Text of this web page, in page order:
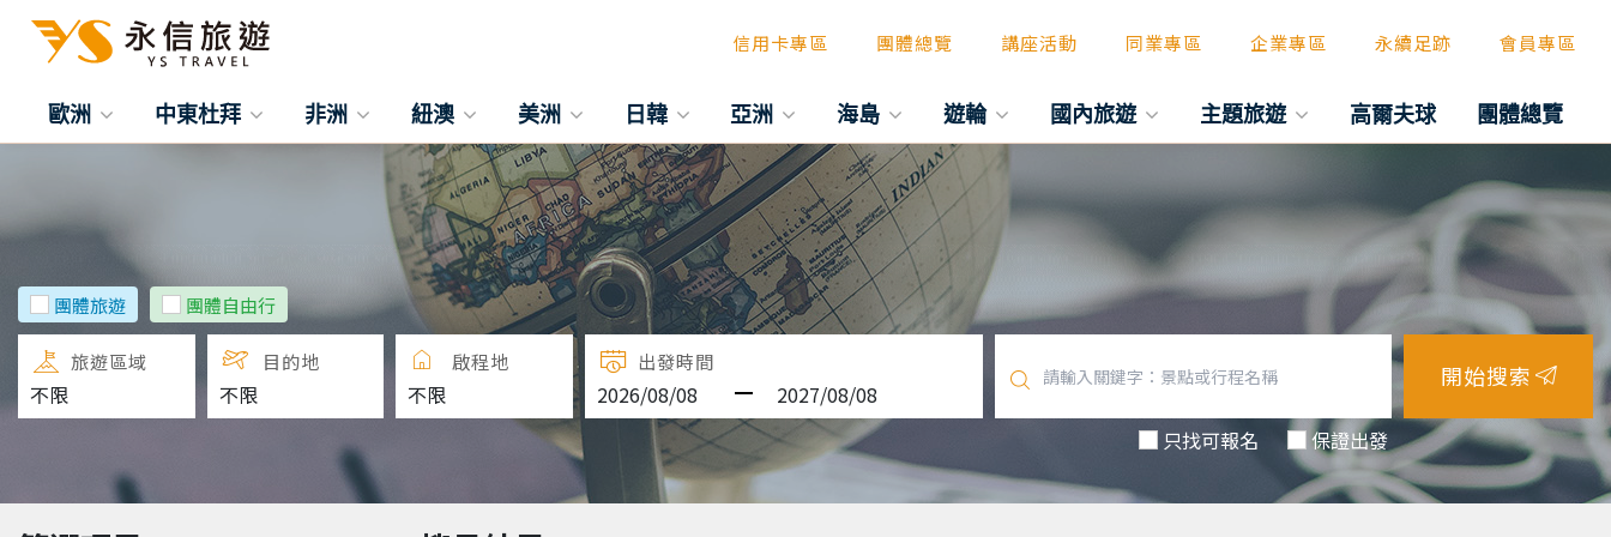
信用卡專區 團體總覽 講座活動 同業專區 企業專區 永續足跡 會員專區
歐洲 中東杜拜 非洲 紐澳 美洲 日韓 亞洲 海島 遊輪 國內旅遊 主題旅遊 高爾夫球 團體總覽
團體旅遊 團體自由行
旅遊區域 目的地 啟程地 出發時間
只找可報名 保證出發
開始搜索